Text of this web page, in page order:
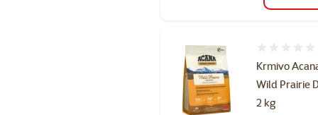
Krmivo
Wild Prairie
2 kg